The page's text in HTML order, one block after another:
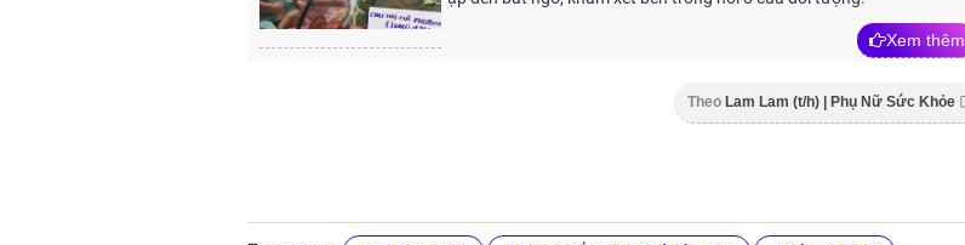
Xem thêm
Theo Lam Lam (t/h) | Phụ Nữ Sức Khỏe